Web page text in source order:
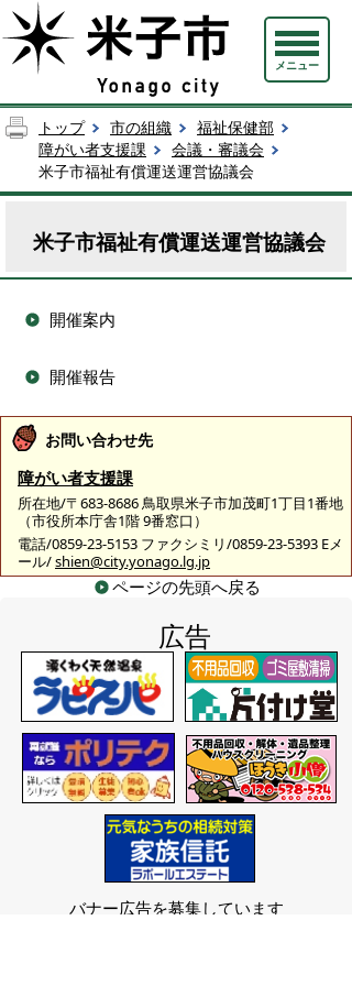
メニュー
トップ 市の組織
福祉保健部
障がい者支援課
会議・審議会
米子市福祉有償運送運営協議会
米子市福祉有償運送運営協議会
開催案内
開催報告
お問い合わせ先
障がい者支援課
所在地/〒683-8686 鳥取県米子市加茂町1丁目1番地
（市役所本庁舎1階 9番窓口）
電話/0859-23-5153 ファクシミリ/0859-23-5393 Eメ
ール/shien@city.yonago.lg.jp
ページの先頭へ戻る
広告
バナー広告を募集しています